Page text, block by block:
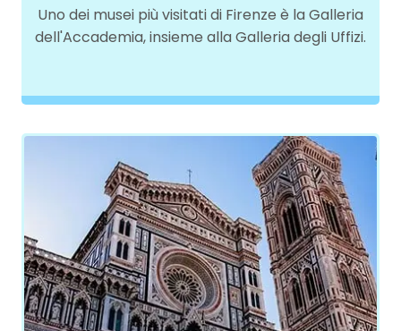
Uno dei musei più visitati di Firenze è la Galleria
dell'Accademia, insieme alla Galleria degli Uffizi.